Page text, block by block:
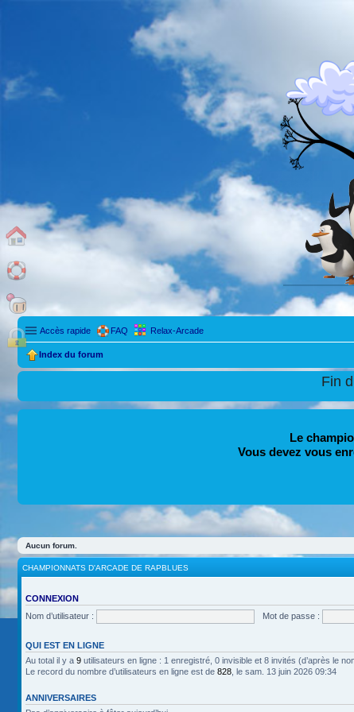
Accès rapide FAQ Relax-Arcade
Index du forum
Fin
Le
Vous devez vous
Aucun forum.
CHAMPIONNATS D'ARCADE DE RAPBLUES
CONNEXION
Nom d’utilisateur :
Mot de passe :
QUI EST EN LIGNE
Au total il y a 9 utilisateurs en ligne : 1 enregistré, 0 invisible et 8 invités (d’après le
Le record du nombre d’utilisateurs en ligne est de 828 , le sam. 13 juin 2026 09:34
ANNIVERSAIRES